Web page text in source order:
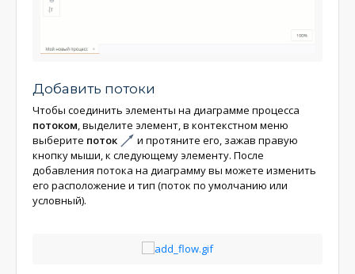
Добавить потоки
Чтобы соединить элементы на диаграмме процесса
потоком, выделите элемент, в контекстном меню
выберите поток
и протяните его, зажав правую
кнопку мыши, к следующему элементу. После
добавления потока на диаграмму вы можете изменить
его расположение и тип (поток по умолчанию или
условный).